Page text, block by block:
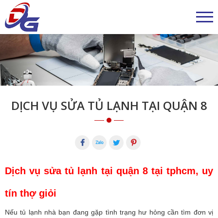
DỊCH VỤ SỬA TỦ LẠNH TẠI QUẬN 8
Dịch vụ sửa tủ lạnh tại quận 8 tại tphcm, uy
tín thợ giỏi
Nếu tủ lạnh nhà bạn đang gặp tình trạng hư hỏng cần tìm đơn vị